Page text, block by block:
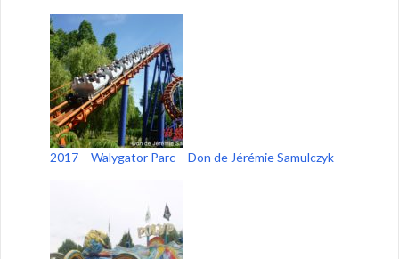
2017 – Walygator Parc – Don de Jérémie Samulczyk